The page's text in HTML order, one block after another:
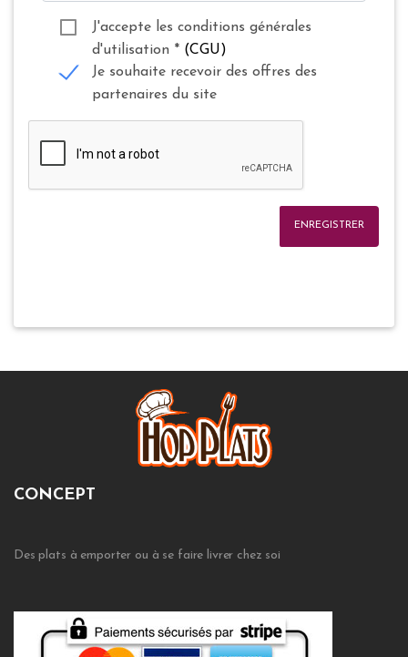
J'accepte les conditions générales
d'utilisation * (CGU)
Je souhaite recevoir des offres des
partenaires du site
ENREGISTRER
CONCEPT
Des plats à emporter ou à se faire livrer chez soi